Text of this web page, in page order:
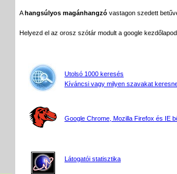
Ahangsúlyos magánhangzó vastagon szedett
Helyezd el az orosz szótár modult a google
Utolsó 1000 keresés
Kíváncsi vagy milyen szavakat
Google Chrome, Mozilla Firefox és IE
Látogatói statisztika